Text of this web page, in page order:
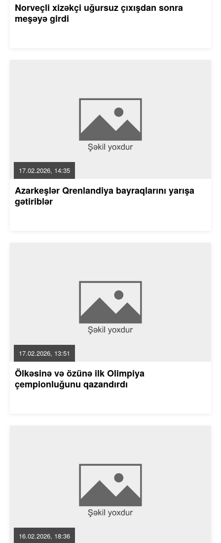
Norveçli xizəkçi uğursuz çıxışdan sonra
meşəyə girdi
17.02.2026, 14:35
Azarkeşlər Qrenlandiya bayraqlarını yarışa
gətiriblər
17.02.2026, 13:51
Ölkəsinə və özünə ilk Olimpiya
çempionluğunu qazandırdı
16.02.2026, 18:36